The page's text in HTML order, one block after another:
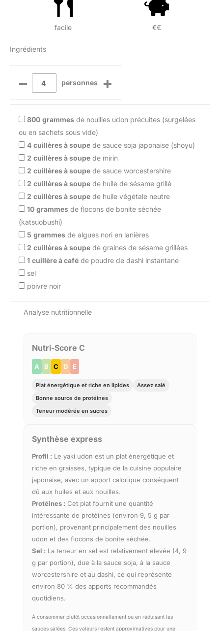
facile €€
Ingrédients
– personnes +
800 grammes de nouilles udon précuites (surgelées
ou en sachets sous vide)
4 cuillères à soupe de sauce soja japonaise (shoyu)
2 cuillères à soupe de mirin
2 cuillères à soupe de sauce worcestershire
2 cuillères à soupe de huile de sésame grillé
2 cuillères à soupe de huile végétale neutre
10 grammes de flocons de bonite séchée
(katsuobushi)
5 grammes de algues nori en lanières
2 cuillères à soupe de graines de sésame grillées
1 cuillère à café de poudre de dashi instantané
sel
poivre noir
Analyse nutritionnelle
Nutri-Score C
A B C D E
Plat énergétique et riche en lipides
Assez salé
Bonne source de protéines
Teneur modérée en sucres
Synthèse express
Profil : Le yaki udon est un plat énergétique et
riche en graisses, typique de la cuisine populaire
japonaise, avec un apport calorique conséquent
dû aux huiles et aux nouilles.
Protéines : Cet plat fournit une quantité
intéressante de protéines (environ 9, 5 g par
portion), provenant principalement des nouilles
udon et des flocons de bonite séchée.
Sel : La teneur en sel est relativement élevée (4, 9
g par portion), due à la sauce soja, à la sauce
worcestershire et au dashi, ce qui représente
environ 80 % des apports recommandés
quotidiens.
À consommer plutôt occasionnellement ou en réduisant les
sauces salées. Ces valeurs restent approximatives pour une